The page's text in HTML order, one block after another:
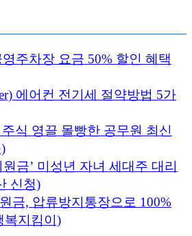
주차장 요금 50% 할인 혜택
에어컨 전기세 절약방법 5가
주식 영끌 몰빵한 공무원 최신
금’ 미성년 자녀 세대주 대리
신청)
금, 압류방지통장으로 100%
복지킴이)